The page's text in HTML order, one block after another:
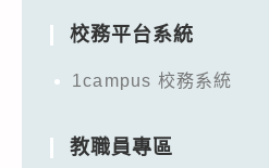
校務平台系統
1campus 校務系統
教職員專區